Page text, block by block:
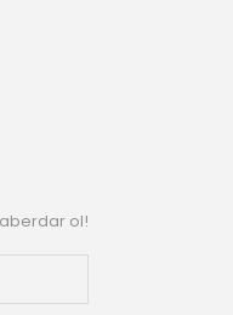
ol!